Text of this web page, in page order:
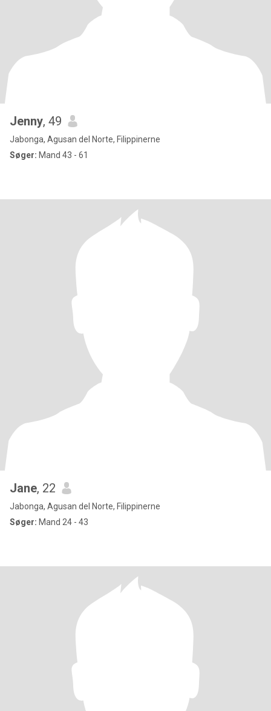
Jenny, 49
Jabonga, Agusan del Norte, Filippinerne
Søger: Mand 43 - 61
Jane, 22
Jabonga, Agusan del Norte, Filippinerne
Søger: Mand 24 - 43